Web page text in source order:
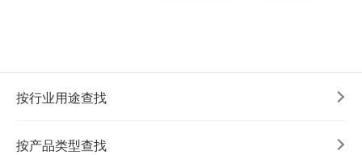
按行业用途查找
按产品类型查找